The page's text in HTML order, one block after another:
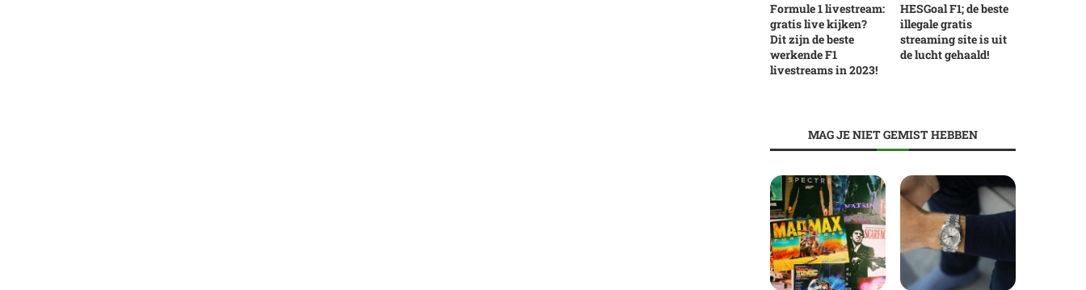
Formule 1 livestream:
gratis live kijken?
Dit zijn de beste
werkende F1
livestreams in 2023!
HESGoal F1; de beste
illegale gratis
streaming site is uit
de lucht gehaald!
MAG JE NIET GEMIST HEBBEN